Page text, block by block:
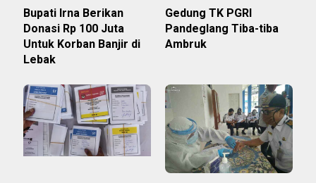
Bupati Irna Berikan
Donasi Rp 100 Juta
Untuk Korban Banjir di
Lebak
Gedung TK PGRI
Pandeglang Tiba-tiba
Ambruk